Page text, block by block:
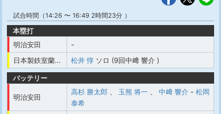
試合時間（14:26 〜 16:49 2時間23分 ）
本塁打
明治安田
-
日本製鉄室蘭シャークス
松井 惇 ソロ (9回中﨑 響介 )
バッテリー
明治安田
高杉 勝太郎 玉熊 将一 中﨑 響介 - 松岡
泰希